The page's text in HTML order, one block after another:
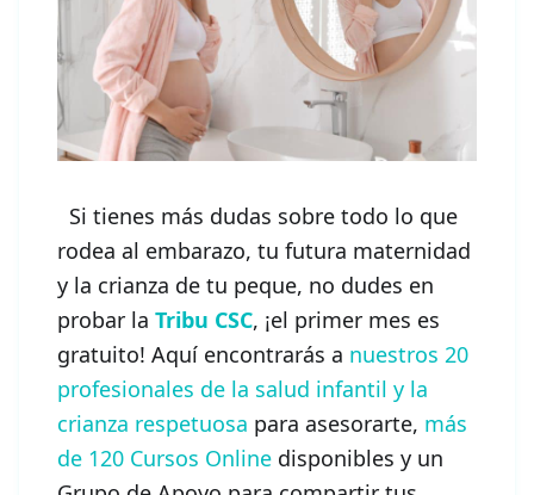
Si tienes más dudas sobre todo lo que
rodea al embarazo, tu futura maternidad
y la crianza de tu peque, no dudes en
probar la Tribu CSC, ¡el primer mes es
gratuito! Aquí encontrarás a nuestros 20
profesionales de la salud infantil y la
crianza respetuosa para asesorarte, más
de 120 Cursos Online disponibles y un